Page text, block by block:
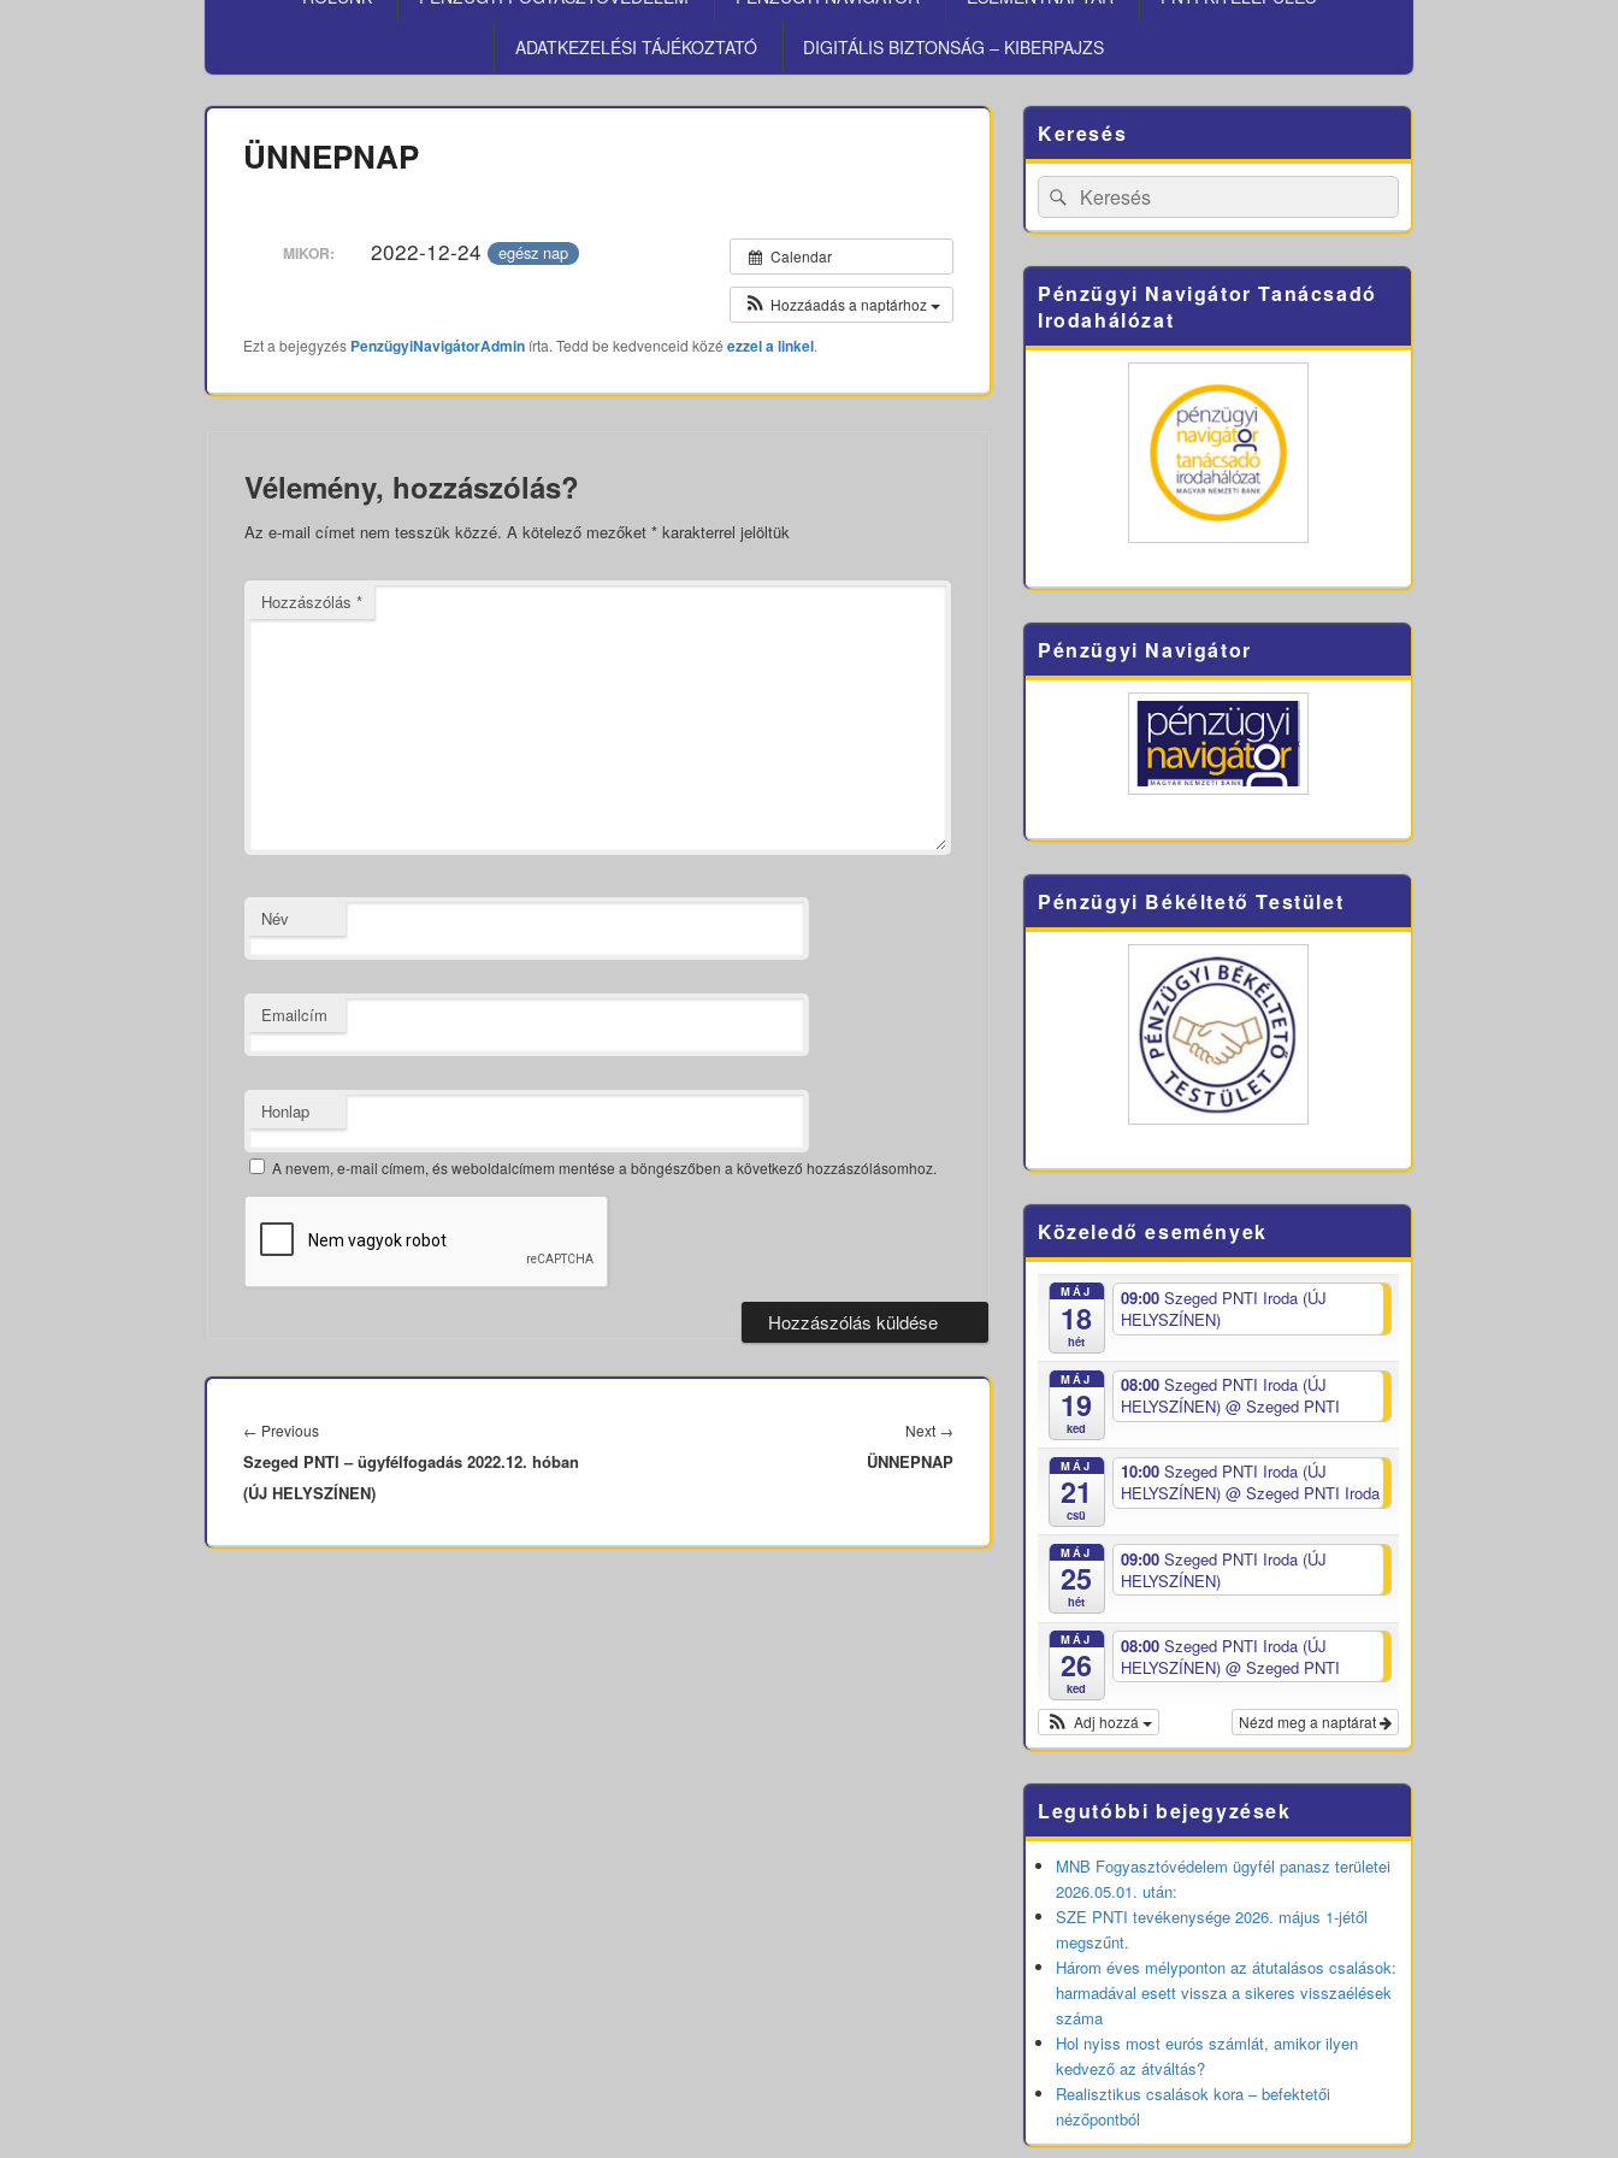
ADATKEZELÉSI TÁJÉKOZTATÓ DIGITÁLIS BIZTONSÁG – KIBERPAJZS
ÜNNEPNAP
Calendar
Hozzáadás a naptárhoz
MIKOR: 2022-12-24 egész nap
Ezt a bejegyzés PenzügyiNavigátorAdmin írta. Tedd be kedvenceid közé ezzel a linkel.
Vélemény, hozzászólás?
Az e-mail címet nem tesszük közzé. A kötelező mezőket * karakterrel jelöltük
Hozzászólás *
Név
Emailcím
Honlap
A nevem, e-mail címem, és weboldalcímem mentése a böngészőben a következő hozzászólásomhoz.
navigáció
← PreviousPrevious
post:
Szeged PNTI – ügyfélfogadás 2022.12. hóban
(ÚJ HELYSZÍNEN)
Next →
post:
ÜNNEPNAP
Sidebar
Widget
Area
Keresés
Search
for:
Search
Pénzügyi Navigátor Tanácsadó
Irodahálózat
Pénzügyi Navigátor
Pénzügyi Békéltető Testület
Közeledő események
MÁJ
18
hét
09:00 Szeged PNTI Iroda (ÚJ
HELYSZÍNEN)
MÁJ
19
ked
08:00 Szeged PNTI Iroda (ÚJ
HELYSZÍNEN) @ Szeged PNTI
MÁJ
21
csü
10:00 Szeged PNTI Iroda (ÚJ
HELYSZÍNEN) @ Szeged PNTI Iroda
MÁJ
25
hét
09:00 Szeged PNTI Iroda (ÚJ
HELYSZÍNEN)
MÁJ
26
ked
08:00 Szeged PNTI Iroda (ÚJ
HELYSZÍNEN) @ Szeged PNTI
Nézd meg a naptárat
Adj hozzá
Legutóbbi bejegyzések
MNB Fogyasztóvédelem ügyfél panasz területei
2026.05.01. után:
SZE PNTI tevékenysége 2026. május 1-jétől
megszűnt.
Három éves mélyponton az átutalásos csalások:
harmadával esett vissza a sikeres visszaélések
száma
Hol nyiss most eurós számlát, amikor ilyen
kedvező az átváltás?
Realisztikus csalások kora – befektetői
nézőpontból